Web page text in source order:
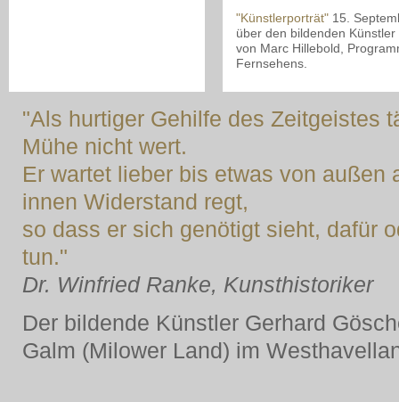
"Künstlerporträt" 15.
über den bildenden
von Marc Hillebold,
Fernsehens.
"Als hurtiger Gehilfe des Zeitgeistes
Mühe nicht wert.
Er wartet lieber bis etwas von außen
innen Widerstand regt,
so dass er sich genötigt sieht, dafür
tun."
Dr. Winfried Ranke, Kunsthistoriker
Der bildende Künstler Gerhard
Galm (Milower Land) im